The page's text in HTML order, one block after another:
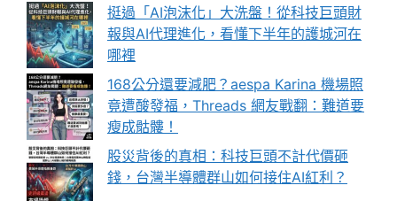
挺過「AI泡沫化」大洗盤！從科技巨頭財
報與AI代理進化，看懂下半年的護城河在
哪裡
168公分還要減肥？aespa Karina 機場照
竟遭酸發福，Threads 網友戰翻：難道要
瘦成骷髏！
股災背後的真相：科技巨頭不計代價砸
錢，台灣半導體群山如何接住AI紅利？